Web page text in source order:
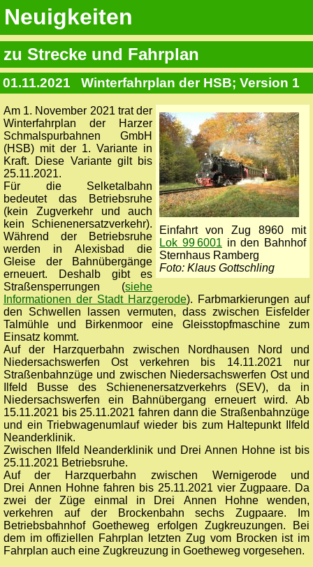
Neuigkeiten
zu Strecke und Fahrplan
01.11.2021 Winterfahrplan der HSB; Version 1
Einfahrt von Zug 8960 mit
Lok 99 6001 in den Bahnhof
Sternhaus Ramberg
Foto: Klaus Gottschling
Am 1. November 2021 trat der
Winterfahrplan der Harzer
Schmalspurbahnen GmbH
(HSB) mit der 1. Variante in
Kraft. Diese Variante gilt bis
25.11.2021.
Für die Selketalbahn
bedeutet das Betriebsruhe
(kein Zugverkehr und auch
kein Schienenersatzverkehr).
Während der Betriebsruhe
werden in Alexisbad die
Gleise der Bahnübergänge
erneuert. Deshalb gibt es
Straßensperrungen (siehe
Informationen der Stadt Harzgerode). Farbmarkierungen auf
den Schwellen lassen vermuten, dass zwischen Eisfelder
Talmühle und Birkenmoor eine Gleisstopfmaschine zum
Einsatz kommt.
Auf der Harzquerbahn zwischen Nordhausen Nord und
Niedersachswerfen Ost verkehren bis 14.11.2021 nur
Straßenbahnzüge und zwischen Niedersachswerfen Ost und
Ilfeld Busse des Schienenersatzverkehrs (SEV), da in
Niedersachswerfen ein Bahnübergang erneuert wird. Ab
15.11.2021 bis 25.11.2021 fahren dann die Straßenbahnzüge
und ein Triebwagenumlauf wieder bis zum Haltepunkt Ilfeld
Neanderklinik.
Zwischen Ilfeld Neanderklinik und Drei Annen Hohne ist bis
25.11.2021 Betriebsruhe.
Auf der Harzquerbahn zwischen Wernigerode und
Drei Annen Hohne fahren bis 25.11.2021 vier Zugpaare. Da
zwei der Züge einmal in Drei Annen Hohne wenden,
verkehren auf der Brockenbahn sechs Zugpaare. Im
Betriebsbahnhof Goetheweg erfolgen Zugkreuzungen. Bei
dem im offiziellen Fahrplan letzten Zug vom Brocken ist im
Fahrplan auch eine Zugkreuzung in Goetheweg vorgesehen.